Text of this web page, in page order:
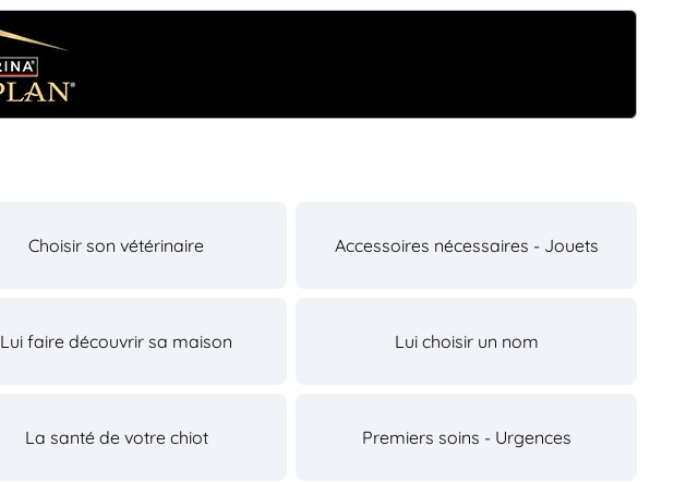
Choisir son vétérinaire Accessoires nécessaires - Jouets
Lui faire découvrir sa maison Lui choisir un nom
La santé de votre chiot Premiers soins - Urgences